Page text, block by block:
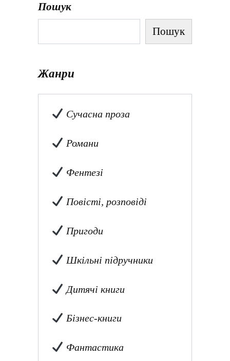
Пошук
Пошук
Жанри
Сучасна проза
Романи
Фентезі
Повісті, розповіді
Пригоди
Шкільні підручники
Дитячі книги
Бізнес-книги
Фантастика